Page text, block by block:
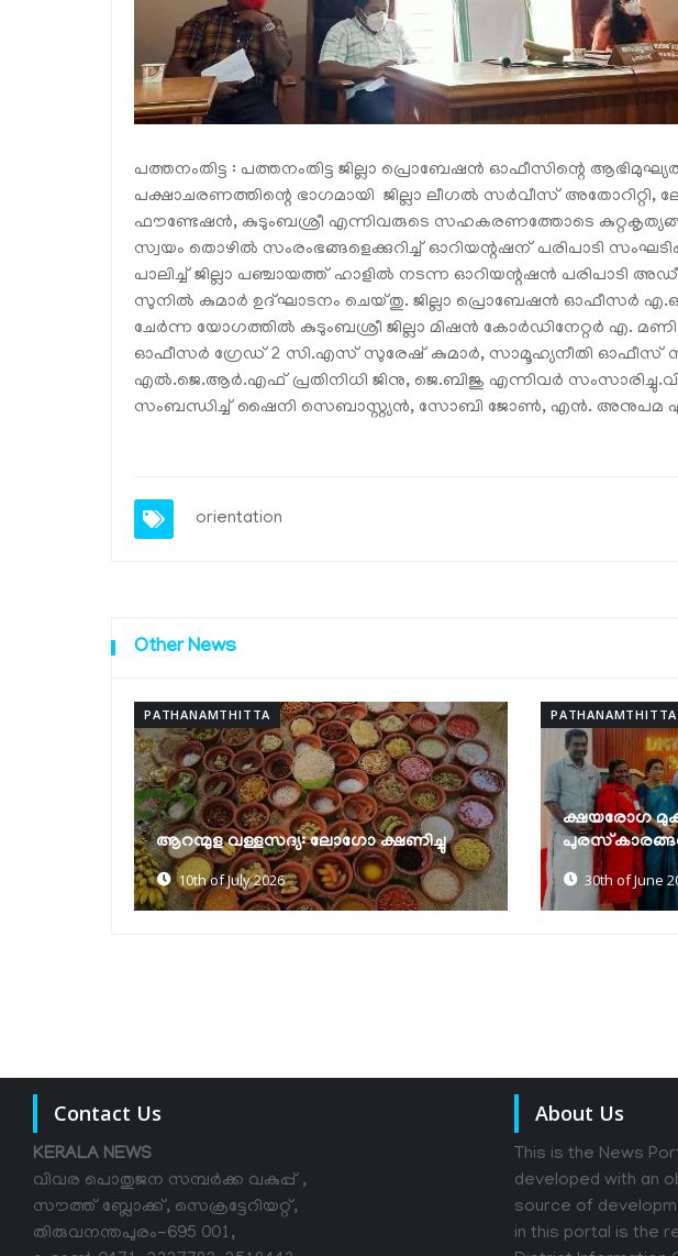
പത്തനംതിട്ട : പത്തനംതിട്ട ജില്ലാ പ്രൊബേഷന്‍ ഓഫീസിന്റെ
പക്ഷാചരണത്തിന്റെ ഭാഗമായി ജില്ലാ ലീഗല്‍ സര്‍വീസ് അതോറിറ്റി,
ഫൗണ്ടേഷന്‍, കുടുംബശ്രീ എന്നിവരുടെ സഹകരണത്തോടെ
സ്വയം തൊഴില്‍ സംരംഭങ്ങളെക്കുറിച്ച് ഓറിയന്റഷന് പരിപാടി
പാലിച്ച് ജില്ലാ പഞ്ചായത്ത് ഹാളില്‍ നടന്ന ഓറിയന്റഷന്‍ പരിപാടി
സുനില്‍ കുമാര്‍ ഉദ്ഘാടനം ചെയ്തു. ജില്ലാ പ്രൊബേഷന്‍ ഓഫീസര്‍
ചേര്‍ന്ന യോഗത്തില്‍ കുടുംബശ്രീ ജില്ലാ മിഷന്‍ കോര്‍ഡിനേറ്റര്‍ എ.
ഓഫീസര്‍ ഗ്രേഡ് 2 സി.എസ് സുരേഷ് കുമാര്‍, സാമൂഹ്യനീതി ഓഫീസ്
എല്‍.ജെ.ആര്‍.എഫ് പ്രതിനിധി ജിനു, ജെ.ബിജു എന്നിവര്‍
സംബന്ധിച്ച് ഷൈനി സെബാസ്റ്റ്യന്‍, സോബി ജോണ്‍, എന്‍. അനുപമ
orientation
Other News
PATHANAMTHITTA
ക്ഷയരോഗ മുക്ത പഞ്ചായത്ത്
പുരസ്‌കാരങ്ങൾ വിതരണം ചെയ്തു
30th of June 2026
സെൻസസ്
മികച്ച
30th of
Contact Us
KERALA NEWS
വിവര പൊതുജന സമ്പര്‍ക്ക വകുപ്പ് ,
സൗത്ത് ബ്ലോക്ക്, സെക്രട്ടേറിയറ്റ്,
തിരുവനന്തപുരം-695 001,
About Us
This is the News
developed with an
source of
in this portal is the